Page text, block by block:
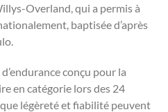
Overland, qui a permis à
baptisée d’après
conçu pour la
en catégorie lors des 24
légèreté et fiabilité peuvent